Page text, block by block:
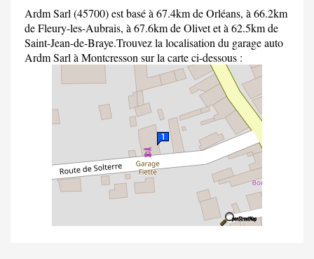
Ardm Sarl (45700) est basé à 67.4km de Orléans, à 66.2km
de Fleury-les-Aubrais, à 67.6km de Olivet et à 62.5km de
Saint-Jean-de-Braye.Trouvez la localisation du garage auto
Ardm Sarl à Montcresson sur la carte ci-dessous :